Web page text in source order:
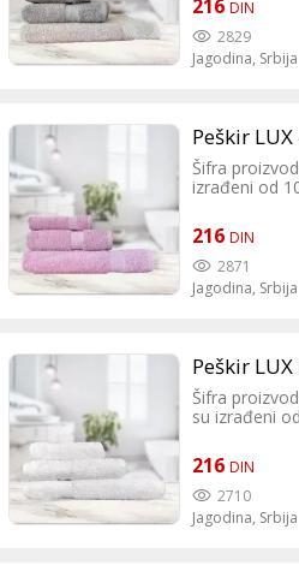
prednost pri
216 DIN
2829
Jagodina, Srbija
Peškir LUX
Šifra
izrađeni od
Veliki izbor
izboru prave
216 DIN
2871
Jagodina, Srbija
Peškir LUX
Šifra
su izrađeni
Veliki izbor
izboru prave
216 DIN
2710
Jagodina, Srbija